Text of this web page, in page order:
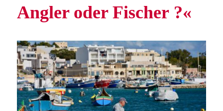
Ang­ler oder Fischer ?«